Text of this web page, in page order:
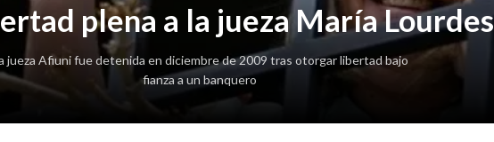
plena a la jueza María
jueza Afiuni fue detenida en diciembre de 2009 tras otorgar libertad bajo
fianza a un banquero